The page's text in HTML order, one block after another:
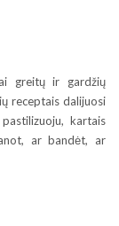
greitų ir gardžių
receptais dalijuosi
kartais
ar bandėt, ar